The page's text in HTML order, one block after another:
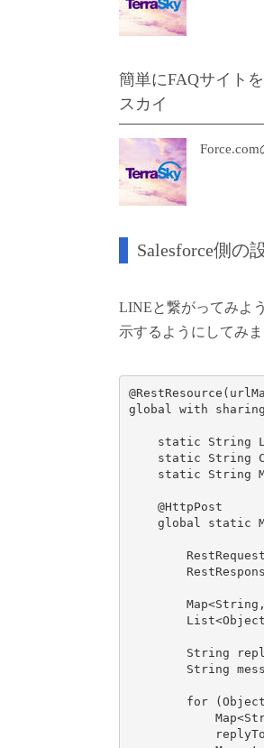
簡単にFAQサイト
スカイ
Force.com
Salesforce側の
LINEと繋がってみよ
示するようにしてみま
global with sharing
static String
static String
static String
    @HttpPost
global static
String
String
for